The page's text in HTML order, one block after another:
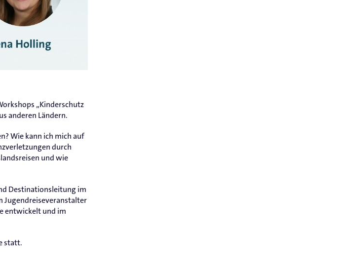
„Kinderschutz
anderen Ländern.
Wie kann ich mich auf
durch
und wie
Destinationsleitung im
Jugendreiseveranstalter
entwickelt und im
statt.